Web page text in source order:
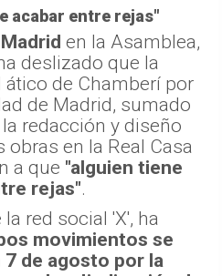
acabar entre rejas"
en la Asamblea,
deslizado que la
ático de Chamberí por
de Madrid, sumado
redacción y diseño
en la Real Casa
a que "alguien tiene
rejas".
red social 'X', ha
movimientos se
de agosto por la